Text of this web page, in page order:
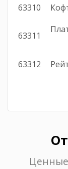
63310
63311
63312